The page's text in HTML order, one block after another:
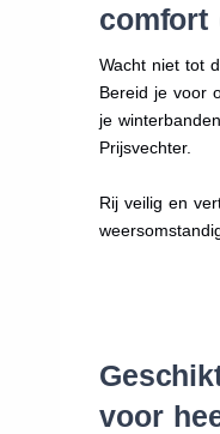
comfort
Wacht niet tot
Bereid je voor
je
Prijsvechter.
Rij veilig en
voor